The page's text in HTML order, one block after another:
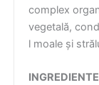
complex
vegetală,
l moale și